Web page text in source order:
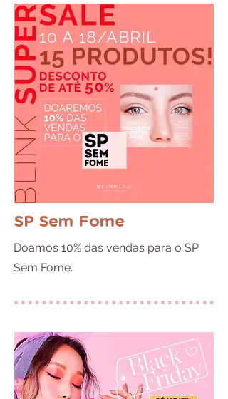
SP Sem Fome
Doamos 10% das vendas para o SP
Sem Fome.